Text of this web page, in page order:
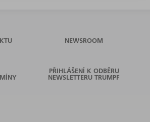
NEWSROOM
PŘIHLÁŠENÍ K ODBĚRU
NEWSLETTERU TRUMPF